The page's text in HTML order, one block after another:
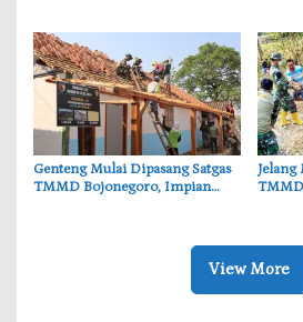
‎Genteng Mulai Dipasang Satgas
TMMD Bojonegoro, Impian
‎Jelang
View More